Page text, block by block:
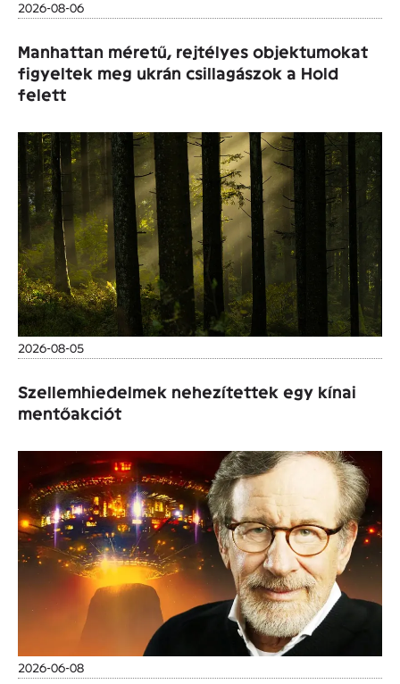
2026-08-06
Manhattan méretű, rejtélyes objektumokat
figyeltek meg ukrán csillagászok a Hold
felett
2026-08-05
Szellemhiedelmek nehezítettek egy kínai
mentőakciót
2026-06-08